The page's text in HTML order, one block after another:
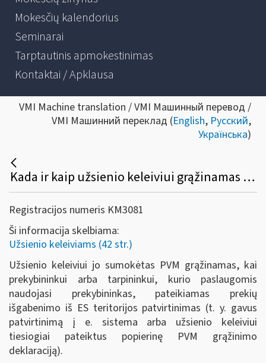
Mokesčių kalendorius
Seminarai
Tarptautinis apmokestinimas
Kontaktai / Apklausa
VMI Machine translation / VMI Машинный перевод /
VMI Машинний переклад (English, Русский,
Українська)
Kada ir kaip užsienio keleiviui grąžinamas sumokėtas PVM?
Registracijos numeris KM3081
Ši informacija skelbiama:
Užsienio keleiviams (42 str.)
Užsienio keleiviui jo sumokėtas PVM grąžinamas, kai
prekybininkui arba tarpininkui, kurio paslaugomis
naudojasi prekybininkas, pateikiamas prekių
išgabenimo iš ES teritorijos patvirtinimas (t. y. gavus
patvirtinimą į e. sistema arba užsienio keleiviui
tiesiogiai pateiktus popierinę PVM grąžinimo
deklaraciją).